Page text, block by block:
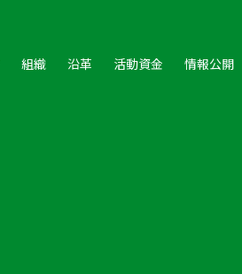
組織 沿革 活動資金 情報公開